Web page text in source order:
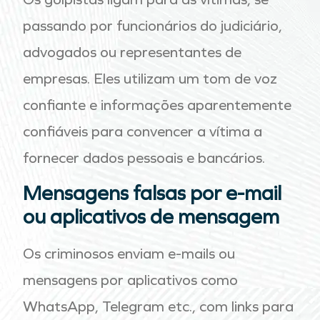
passando por funcionários do judiciário,
advogados ou representantes de
empresas. Eles utilizam um tom de voz
confiante e informações aparentemente
confiáveis para convencer a vítima a
fornecer dados pessoais e bancários.
Mensagens falsas por e-mail
ou aplicativos de mensagem
Os criminosos enviam e-mails ou
mensagens por aplicativos como
WhatsApp, Telegram etc., com links para